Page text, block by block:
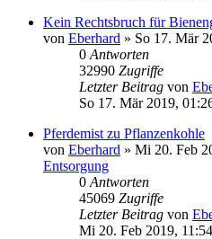
Kein Rechtsbruch für
von Eberhard » So 17. Mär
0 Antworten
32990 Zugriffe
Letzter Beitrag von
So 17. Mär 2019,
Pferdemist zu Pflanzenkohle
von Eberhard » Mi 20. Feb
Entsorgung
0 Antworten
45069 Zugriffe
Letzter Beitrag von
Mi 20. Feb 2019, 11:54